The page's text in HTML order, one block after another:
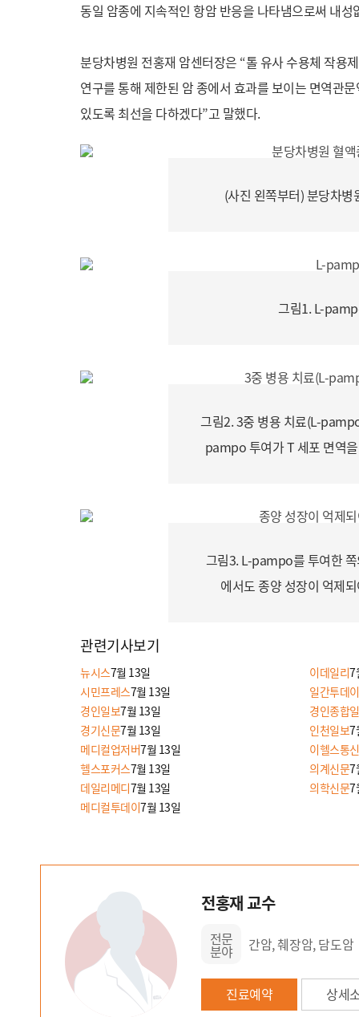
동일 암종에 지속적인 항암 반응을 나타냄으로써 내
분당차병원 전홍재 암센터장은 “톨 유사 수용체 작용
연구를 통해 제한된 암 종에서 효과를 보이는 면역관
있도록 최선을 다하겠다”고 말했다.
(사진 왼쪽부터) 분당차
그림1. L-
그림2. 3중 병용 치료(L-
pampo 투여가 T 세포 면역
그림3. L-pampo를 투여한
에서도 종양 성장이 억제
관련기사보기
뉴시스7월 13일 이데일리7
시민프레스7월 13일
일간투데이
경인일보7월 13일
경인종합
경기신문7월 13일 인천일보7
메디컬업저버7월 13일
이헬스통신
헬스포커스7월 13일 의계신문7
데일리메디7월 13일 의학신문7
메디컬투데이7월 13일
전홍재 교수
전문
분야 간암, 췌장암, 담도암
진료예약 상세